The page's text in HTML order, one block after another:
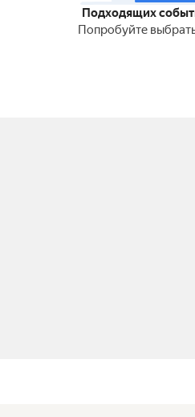
Подходящих
Попробуйте